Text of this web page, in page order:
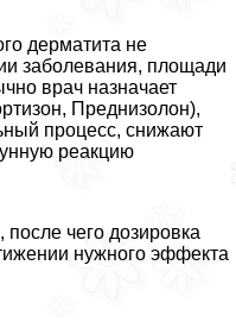
дерматита не
заболевания, площади
врач назначает
Преднизолон),
процесс, снижают
реакцию
после чего дозировка
нужного эффекта